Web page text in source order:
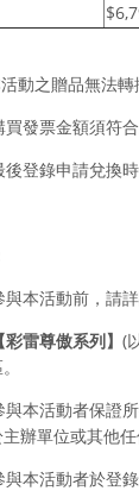
動之贈品無法轉
發票金額須符
後登錄申請兌換
與本活動前，
【彩雷尊傲系列】 (
與本活動者保證
辦單位或其他
與本活動者於登